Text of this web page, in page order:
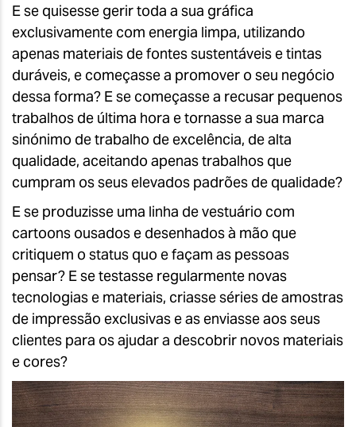
E se quisesse gerir toda a sua gráfica
exclusivamente com energia limpa, utilizando
apenas materiais de fontes sustentáveis e tintas
duráveis, e começasse a promover o seu negócio
dessa forma? E se começasse a recusar pequenos
trabalhos de última hora e tornasse a sua marca
sinónimo de trabalho de excelência, de alta
qualidade, aceitando apenas trabalhos que
cumpram os seus elevados padrões de qualidade?
E se produzisse uma linha de vestuário com
cartoons ousados e desenhados à mão que
critiquem o status quo e façam as pessoas
pensar? E se testasse regularmente novas
tecnologias e materiais, criasse séries de amostras
de impressão exclusivas e as enviasse aos seus
clientes para os ajudar a descobrir novos materiais
e cores?